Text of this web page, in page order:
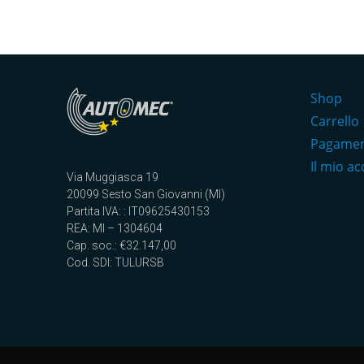
Via Muggiasca 19
20099 Sesto San Giovanni (MI)
Partita IVA: : IT09625430153
REA: MI – 1304604
Cap. soc.: €32.147,00
Cod. SDI: TULURSB
Shop
Carrello
Il mio